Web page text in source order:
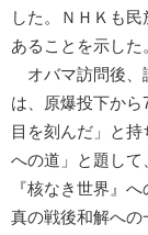
した。ＮＨＫも
あることを示した
オバマ訪問後、
は、原爆投下か
目を刻んだ」と
への道」と題し
『核なき世界』
真の戦後和解への